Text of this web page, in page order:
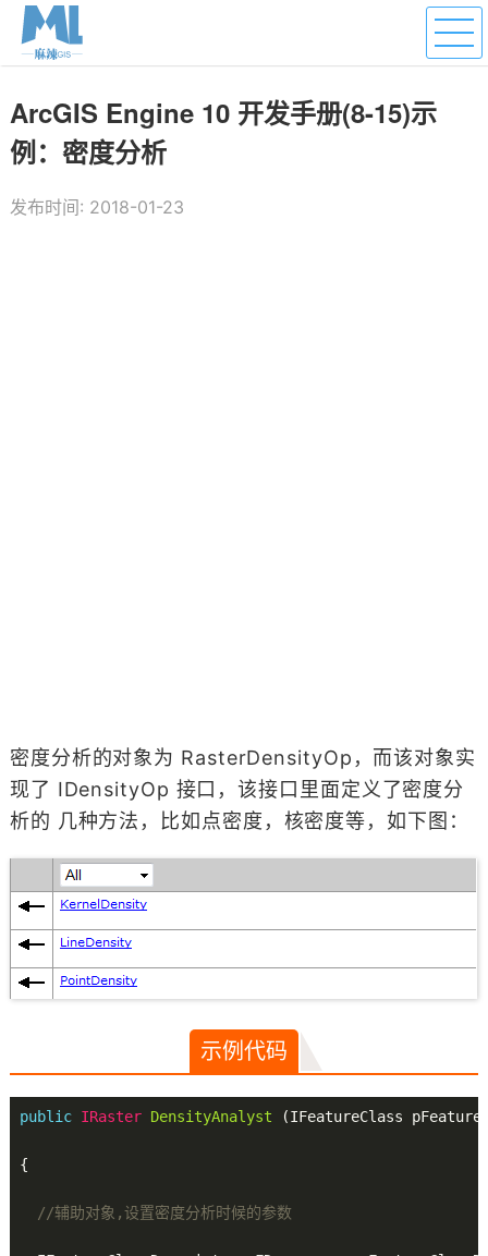
ArcGIS Engine 10 开发手册(8-15)示
例：密度分析
发布时间: 2018-01-23
密度分析的对象为 RasterDensityOp，而该对象实
现了 IDensityOp 接口，该接口里面定义了密度分
析的 几种方法，比如点密度，核密度等，如下图：
示例代码
public IRaster DensityAnalyst (IFeatureClass
{
//辅助对象,设置密度分析时候的参数